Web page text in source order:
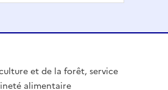
et de la forêt, service
alimentaire